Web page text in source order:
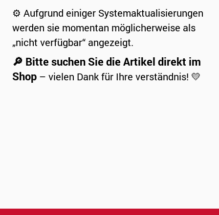
⚙️ Aufgrund einiger Systemaktualisierungen
werden sie momentan möglicherweise als
„nicht verfügbar“ angezeigt.
🔎 Bitte suchen Sie die Artikel direkt im
Shop – vielen Dank für Ihre verständnis! 💛